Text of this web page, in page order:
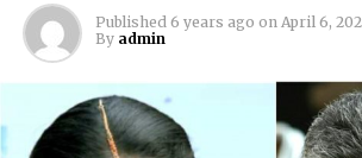
Published 6 years ago on April 6,
By admin